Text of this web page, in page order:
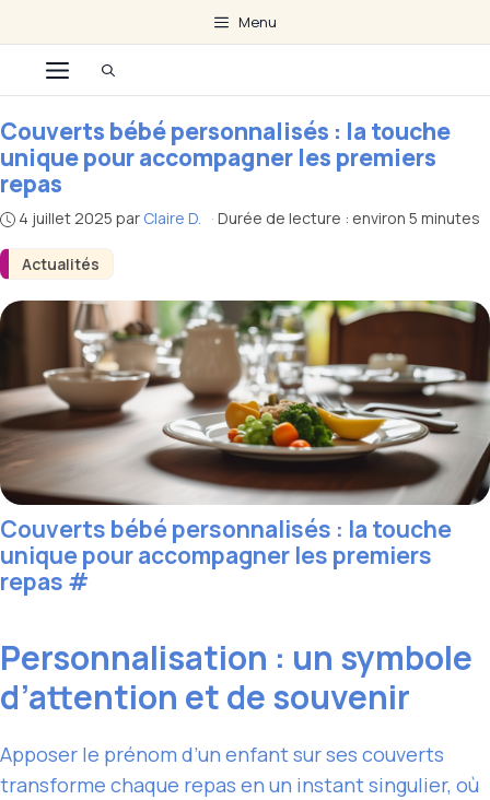
au
contenu
Menu
Menu
Actualités
Couverts bébé personnalisés : la touche
unique pour accompagner les premiers
repas
4 juillet 2025 par Claire D. · Durée de lecture : environ 5 minutes
Couverts bébé personnalisés : la touche
unique pour accompagner les premiers
repas #
Personnalisation : un symbole
d’attention et de souvenir
Apposer le prénom d’un enfant sur ses couverts
transforme chaque repas en un instant singulier, où